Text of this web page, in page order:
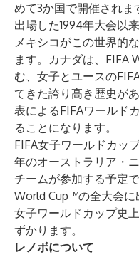
めて3か国で開催され
出場した1994年大会以
メキシコがこの世界的
ます。カナダは、FIFA
む、女子とユースの
てきた誇り高き歴史が
表によるFIFAワールド
ることになります。
FIFA女子ワールドカッ
年のオーストラリア・
チームが参加する予定
World Cup™の全大会に
女子ワールドカップ史
ずかります。
レノボについて